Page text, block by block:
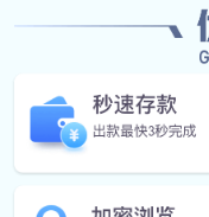
星空真人:CL250-9不锈钢铰链